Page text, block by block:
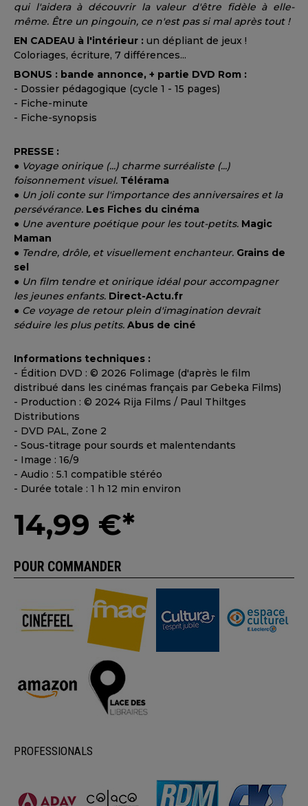
qui l'aidera à découvrir la valeur d'être fidèle à elle-
même. Être un pingouin, ce n'est pas si mal après tout !
EN CADEAU à l'intérieur : un dépliant de jeux !
Coloriages, écriture, 7 différences...
BONUS : bande annonce, + partie DVD Rom :
- Dossier pédagogique (cycle 1 - 15 pages)
- Fiche-minute
- Fiche-synopsis
PRESSE :
● Voyage onirique (...) charme surréaliste (...)
foisonnement visuel. Télérama
● Un joli conte sur l'importance des anniversaires et la
persévérance. Les Fiches du cinéma
● Une aventure poétique pour les tout-petits. Magic
Maman
● Tendre, drôle, et visuellement enchanteur. Grains de
sel
● Un film tendre et onirique idéal pour accompagner
les jeunes enfants. Direct-Actu.fr
● Ce voyage de retour plein d'imagination devrait
séduire les plus petits. Abus de ciné
Informations techniques :
- Édition DVD : © 2026 Folimage (d'après le film
distribué dans les cinémas français par Gebeka Films)
- Production : © 2024 Rija Films / Paul Thiltges
Distributions
- DVD PAL, Zone 2
- Sous-titrage pour sourds et malentendants
- Image : 16/9
- Audio : 5.1 compatible stéréo
- Durée totale : 1 h 12 min environ
14,99 €*
POUR COMMANDER
PROFESSIONALS